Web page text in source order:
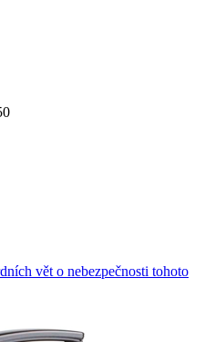
vět o nebezpečnosti tohoto